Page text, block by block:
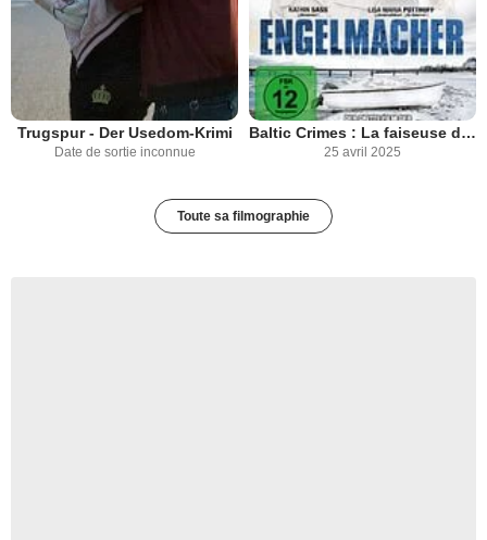
Trugspur - Der Usedom-Krimi
Date de sortie inconnue
Baltic Crimes : La faiseuse d'ange
25 avril 2025
Toute sa filmographie